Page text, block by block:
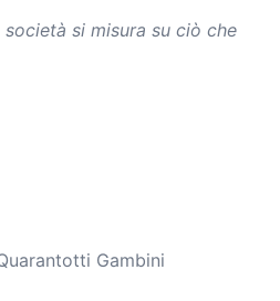
si misura su ciò che
Gambini